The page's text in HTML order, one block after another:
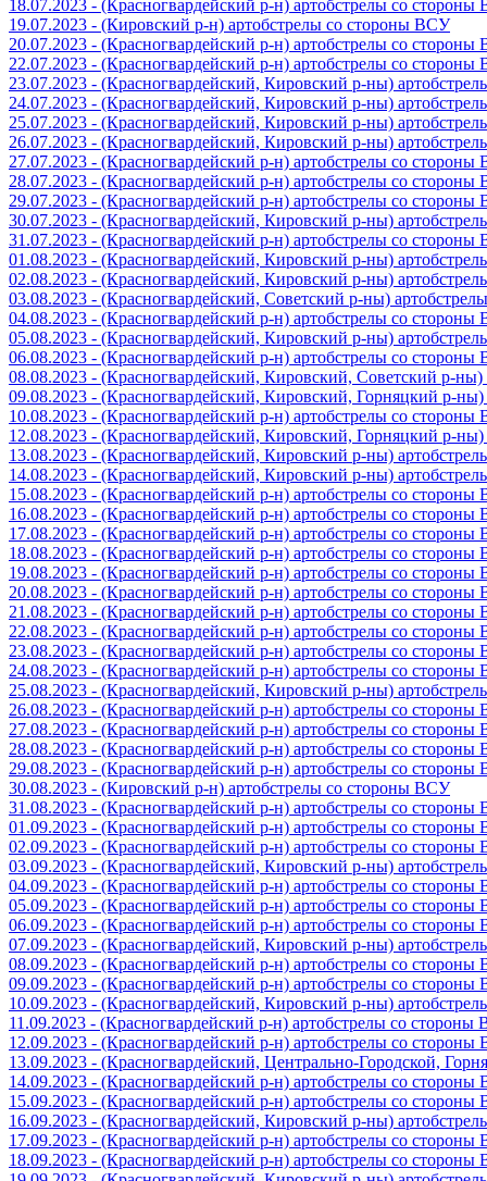
18.07.2023 - (Красногвардейский р-н) артобстрелы со
19.07.2023 - (Кировский р-н) артобстрелы со стороны ВСУ
20.07.2023 - (Красногвардейский р-н) артобстрелы со
22.07.2023 - (Красногвардейский р-н) артобстрелы со
23.07.2023 - (Красногвардейский, Кировский р-ны)
24.07.2023 - (Красногвардейский, Кировский р-ны)
25.07.2023 - (Красногвардейский, Кировский р-ны)
26.07.2023 - (Красногвардейский, Кировский р-ны)
27.07.2023 - (Красногвардейский р-н) артобстрелы со
28.07.2023 - (Красногвардейский р-н) артобстрелы со
29.07.2023 - (Красногвардейский р-н) артобстрелы со
30.07.2023 - (Красногвардейский, Кировский р-ны)
31.07.2023 - (Красногвардейский р-н) артобстрелы со
01.08.2023 - (Красногвардейский, Кировский р-ны)
02.08.2023 - (Красногвардейский, Кировский р-ны)
03.08.2023 - (Красногвардейский, Советский р-ны)
04.08.2023 - (Красногвардейский р-н) артобстрелы со
05.08.2023 - (Красногвардейский, Кировский р-ны)
06.08.2023 - (Красногвардейский р-н) артобстрелы со
08.08.2023 - (Красногвардейский, Кировский, Советский р-
09.08.2023 - (Красногвардейский, Кировский, Горняцкий р-
10.08.2023 - (Красногвардейский р-н) артобстрелы со
12.08.2023 - (Красногвардейский, Кировский, Горняцкий р-
13.08.2023 - (Красногвардейский, Кировский р-ны)
14.08.2023 - (Красногвардейский, Кировский р-ны)
15.08.2023 - (Красногвардейский р-н) артобстрелы со
16.08.2023 - (Красногвардейский р-н) артобстрелы со
17.08.2023 - (Красногвардейский р-н) артобстрелы со
18.08.2023 - (Красногвардейский р-н) артобстрелы со
19.08.2023 - (Красногвардейский р-н) артобстрелы со
20.08.2023 - (Красногвардейский р-н) артобстрелы со
21.08.2023 - (Красногвардейский р-н) артобстрелы со
22.08.2023 - (Красногвардейский р-н) артобстрелы со
23.08.2023 - (Красногвардейский р-н) артобстрелы со
24.08.2023 - (Красногвардейский р-н) артобстрелы со
25.08.2023 - (Красногвардейский, Кировский р-ны)
26.08.2023 - (Красногвардейский р-н) артобстрелы со
27.08.2023 - (Красногвардейский р-н) артобстрелы со
28.08.2023 - (Красногвардейский р-н) артобстрелы со
29.08.2023 - (Красногвардейский р-н) артобстрелы со
30.08.2023 - (Кировский р-н) артобстрелы со стороны ВСУ
31.08.2023 - (Красногвардейский р-н) артобстрелы со
01.09.2023 - (Красногвардейский р-н) артобстрелы со
02.09.2023 - (Красногвардейский р-н) артобстрелы со
03.09.2023 - (Красногвардейский, Кировский р-ны)
04.09.2023 - (Красногвардейский р-н) артобстрелы со
05.09.2023 - (Красногвардейский р-н) артобстрелы со
06.09.2023 - (Красногвардейский р-н) артобстрелы со
07.09.2023 - (Красногвардейский, Кировский р-ны)
08.09.2023 - (Красногвардейский р-н) артобстрелы со
09.09.2023 - (Красногвардейский р-н) артобстрелы со
10.09.2023 - (Красногвардейский, Кировский р-ны)
11.09.2023 - (Красногвардейский р-н) артобстрелы со стороны
12.09.2023 - (Красногвардейский р-н) артобстрелы со
13.09.2023 - (Красногвардейский, Центрально-Городской,
14.09.2023 - (Красногвардейский р-н) артобстрелы со
15.09.2023 - (Красногвардейский р-н) артобстрелы со
16.09.2023 - (Красногвардейский, Кировский р-ны)
17.09.2023 - (Красногвардейский р-н) артобстрелы со
18.09.2023 - (Красногвардейский р-н) артобстрелы со